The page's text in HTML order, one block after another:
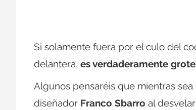
Si solamente fuera por el culo del
delantera, es verdaderamente
Algunos pensaréis que mientras
diseñador Franco Sbarro al